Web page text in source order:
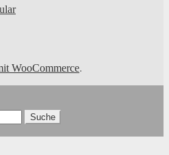
WooCommerce.
Suche